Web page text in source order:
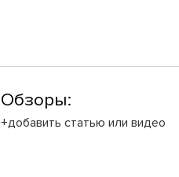
Обзоры:
+добавить статью или видео